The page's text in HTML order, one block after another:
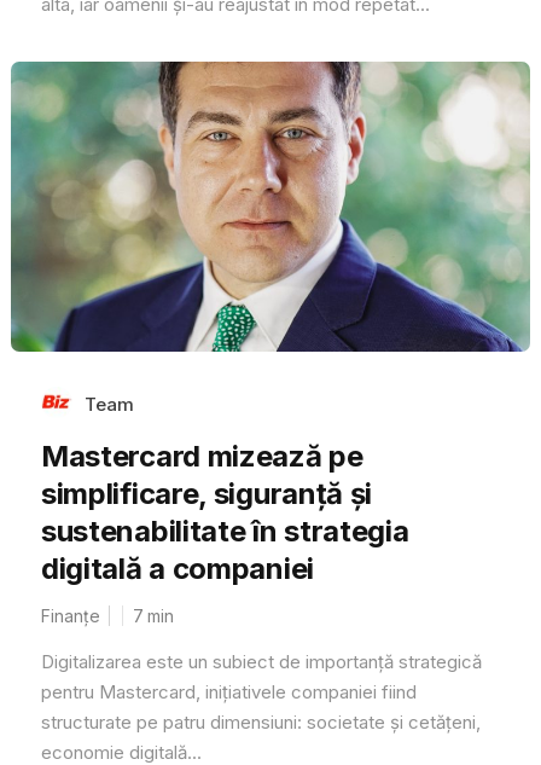
Team
Mastercard mizează pe
simplificare, siguranță și
sustenabilitate în strategia
digitală a companiei
Finanțe 7 min
Digitalizarea este un subiect de impor­tanță strategică
pentru Mastercard, inițiativele companiei fiind
structurate pe patru dimensiuni: societate și ce­tățeni,
economie digitală...